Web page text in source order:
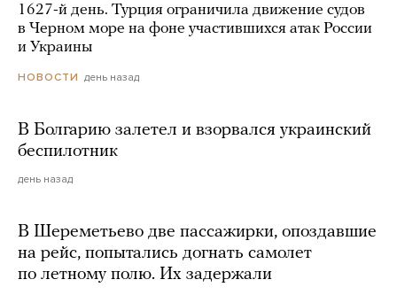
1627-й день. Турция ограничила движение судов
в Черном море на фоне участившихся атак России
и Украины
НОВОСТИ день назад
В Болгарию залетел и взорвался украинский
беспилотник
день назад
В Шереметьево две пассажирки, опоздавшие
на рейс, попытались догнать самолет
по летному полю. Их задержали